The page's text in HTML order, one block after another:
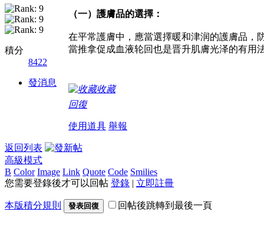
積分
8422
發消息
（一）護膚品的選擇：
在平常護膚中，應當選擇暖和津润的護膚品，
當推拿促成血液轮回也是晋升肌膚光泽的有用
收藏
回復
使用道具 舉報
返回列表
高級模式
B Color Image Link Quote Code Smilies
您需要登錄後才可以回帖 登錄 | 立即註冊
本版積分規則 發表回復 回帖後跳轉到最後一頁